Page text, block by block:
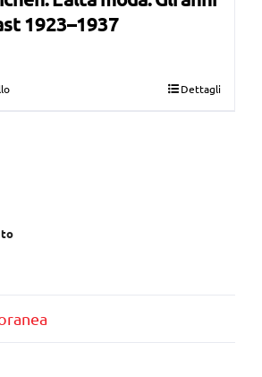
1923–1937
Dettagli